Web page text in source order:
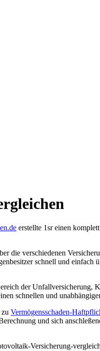
erstellte 1sr einen
die verschiedenen
schnell und einfach
der
schnellen und
Vermögensschaden-
und sich
Versicherung-